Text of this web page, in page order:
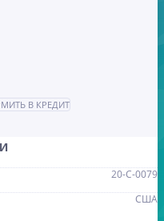
В КРЕДИТ
20-С-0079
США